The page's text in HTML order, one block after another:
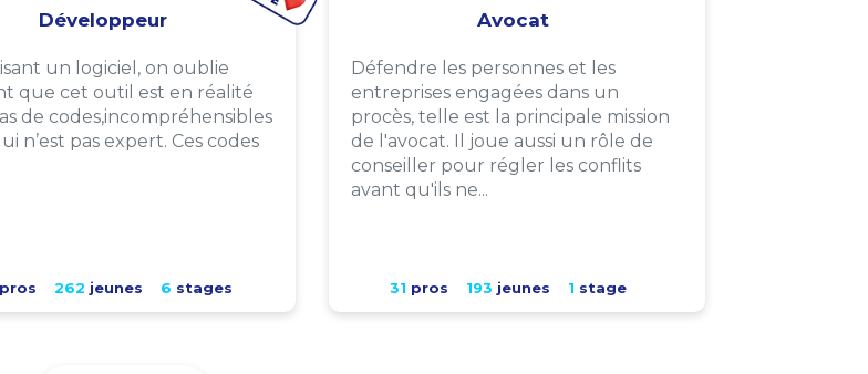
Développeur
un logiciel, on oublie
que cet outil est en réalité
de codes,incompréhensibles
n’est pas expert. Ces codes
262 jeunes 6 stages
Avocat
Défendre les personnes et les
entreprises engagées dans un
procès, telle est la principale mission
de l'avocat. Il joue aussi un rôle de
conseiller pour régler les conflits
avant qu'ils ne...
31 pros 193 jeunes 1 stage